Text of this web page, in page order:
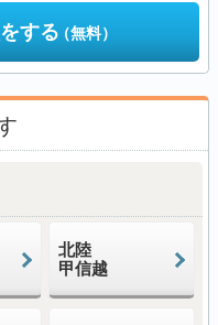
する（無料）
北陸
甲信越